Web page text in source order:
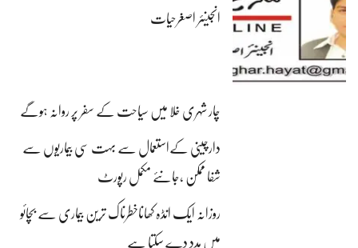
انجینئر اصغرحیات
چار شہری خلا میں سیاحت کے سفر پر روانہ ہوگے
دارچینی کےاستعمال سے بہت سی بیماریوں سے
شفا ممکن ،جانئے مکمل رپورٹ
روزانہ ایک انڈہ کھاناخطرناک ترین بیماری سے بچائو
میں مدد دے سکتا ہے